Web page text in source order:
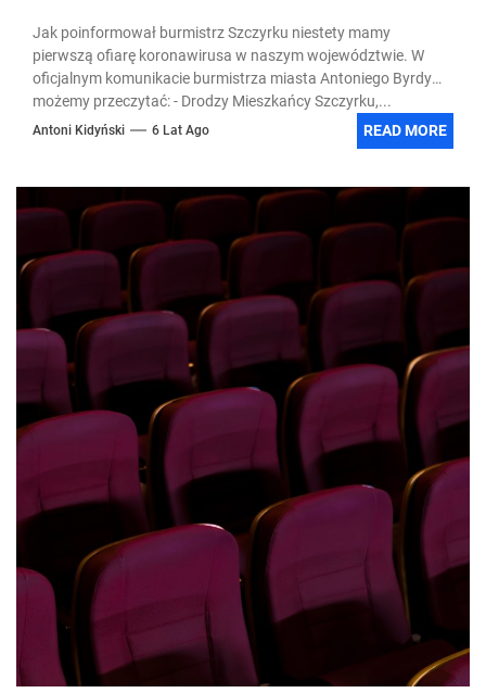
Jak poinformował burmistrz Szczyrku niestety mamy
pierwszą ofiarę koronawirusa w naszym województwie. W
oficjalnym komunikacie burmistrza miasta Antoniego Byrdy
możemy przeczytać: - Drodzy Mieszkańcy Szczyrku,...
Antoni Kidyński 6 Lat Ago READ MORE